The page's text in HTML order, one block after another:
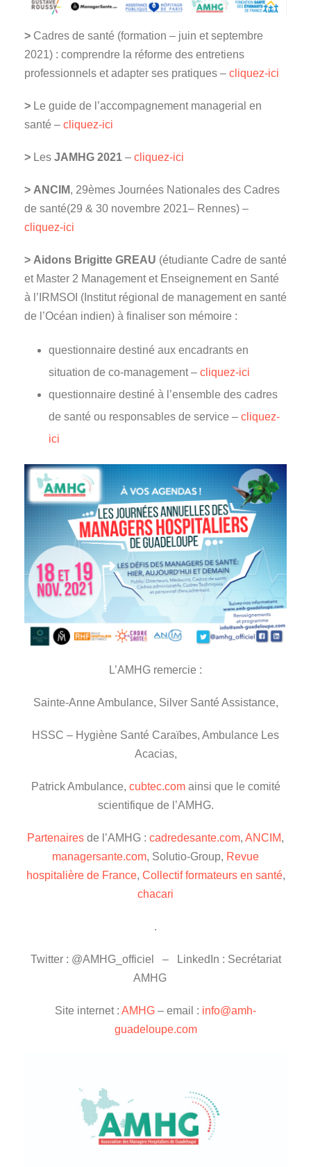
> Cadres de santé (formation – juin et septembre
2021) : comprendre la réforme des entretiens
professionnels et adapter ses pratiques – cliquez-ici
> Le guide de l’accompagnement managerial en
santé – cliquez-ici
> Les JAMHG 2021 – cliquez-ici
> ANCIM, 29èmes Journées Nationales des Cadres
de santé(29 & 30 novembre 2021– Rennes) –
cliquez-ici
> Aidons Brigitte GREAU (étudiante Cadre de santé
et Master 2 Management et Enseignement en Santé
à l’IRMSOI (Institut régional de management en santé
de l’Océan indien) à finaliser son mémoire :
questionnaire destiné aux encadrants en
situation de co-management – cliquez-ici
questionnaire destiné à l’ensemble des cadres
de santé ou responsables de service – cliquez-
ici
L’AMHG remercie :
Sainte-Anne Ambulance, Silver Santé Assistance,
HSSC – Hygiène Santé Caraïbes, Ambulance Les
Acacias,
Patrick Ambulance, cubtec.comainsi que le comité
scientifique de l’AMHG.
Partenaires de l’AMHG : cadredesante.com, ANCIM,
managersante.com, Solutio-Group, Revue
hospitalière de France, Collectif formateurs en santé,
chacari
.
Twitter : @AMHG_officiel – LinkedIn : Secrétariat
AMHG
Site internet : AMHG – email : info@amh-
guadeloupe.com